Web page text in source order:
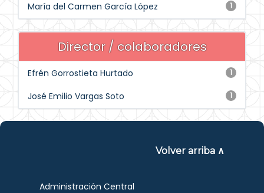
1
María del Carmen García López
Director / colaboradores
1
Efrén Gorrostieta Hurtado
1
José Emilio Vargas Soto
Volver arriba ∧
Administración Central